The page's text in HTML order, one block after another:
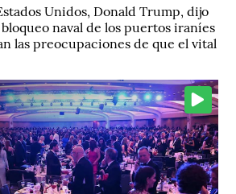
Unidos, Donald Trump, dijo
naval de los puertos iraníes
las preocupaciones de que el vital